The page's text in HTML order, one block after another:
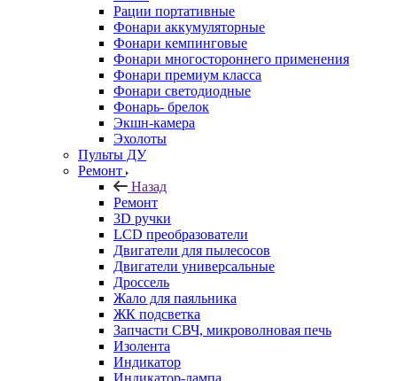
Рации портативные
Фонари аккумуляторные
Фонари кемпинговые
Фонари многостороннего применения
Фонари премиум класса
Фонари светодиодные
Фонарь- брелок
Экшн-камера
Эхолоты
Пульты ДУ
Ремонт
Назад
Ремонт
3D ручки
LCD преобразователи
Двигатели для пылесосов
Двигатели универсальные
Дроссель
Жало для паяльника
ЖК подсветка
Запчасти СВЧ, микроволновая печь
Изолента
Индикатор
Индикатор-лампа